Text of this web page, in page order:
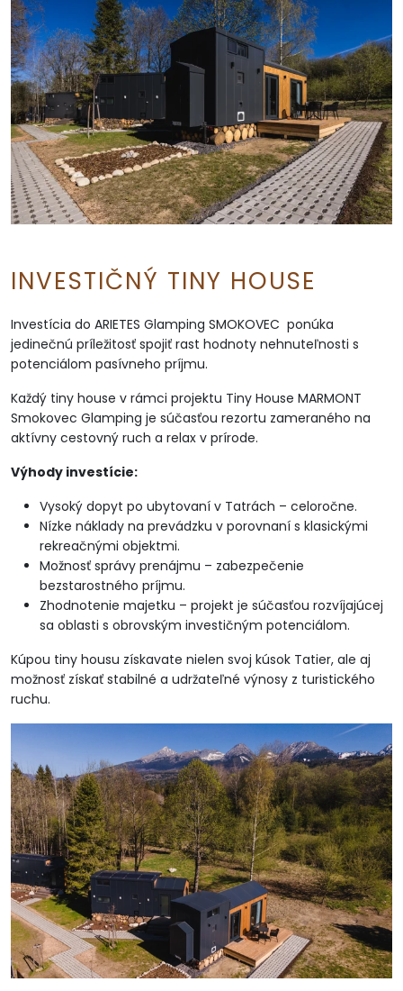
INVESTIČNÝ TINY HOUSE
Investícia do ARIETES Glamping SMOKOVEC ponúka
jedinečnú príležitosť spojiť rast hodnoty nehnuteľnosti s
potenciálom pasívneho príjmu.
Každý tiny house v rámci projektu Tiny House MARMONT
Smokovec Glamping je súčasťou rezortu zameraného na
aktívny cestovný ruch a relax v prírode.
Výhody investície:
Vysoký dopyt po ubytovaní v Tatrách – celoročne.
Nízke náklady na prevádzku v porovnaní s klasickými
rekreačnými objektmi.
Možnosť správy prenájmu – zabezpečenie
bezstarostného príjmu.
Zhodnotenie majetku – projekt je súčasťou rozvíjajúcej
sa oblasti s obrovským investičným potenciálom.
Kúpou tiny housu získavate nielen svoj kúsok Tatier, ale aj
možnosť získať stabilné a udržateľné výnosy z turistického
ruchu.